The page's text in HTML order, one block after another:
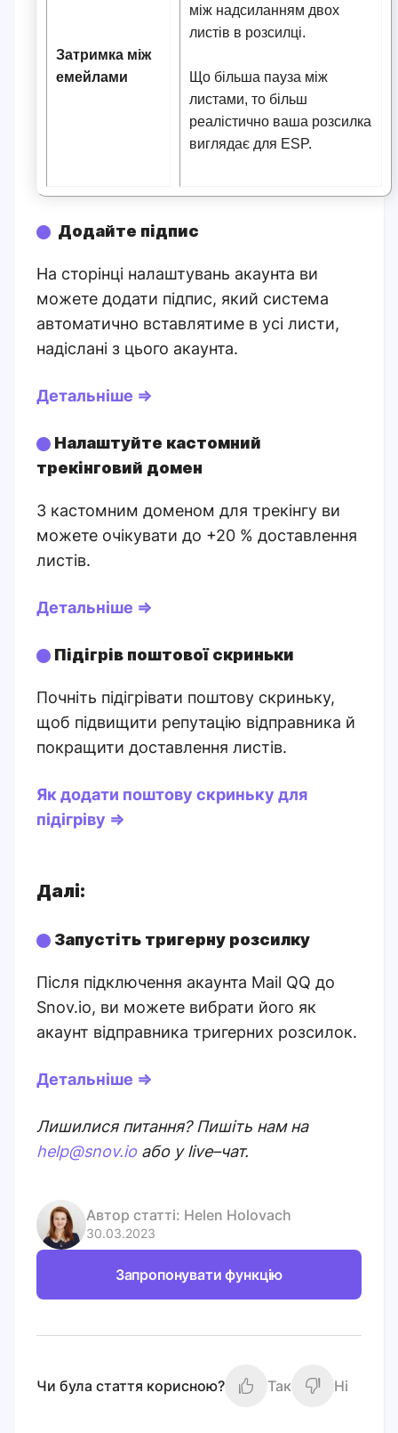
Затримка між
емейлами
між надсиланням двох
листів в розсилці.
Що більша пауза між
листами, то більш
реалістично ваша розсилка
виглядає для ESP.
Додайте підпис
На сторінці налаштувань акаунта ви
можете додати підпис, який система
автоматично вставлятиме в усі листи,
надіслані з цього акаунта.
Детальніше ⇒
Налаштуйте кастомний
трекінговий домен
З кастомним доменом для трекінгу ви
можете очікувати до +20 % доставлення
листів.
Детальніше ⇒
Підігрів поштової скриньки
Почніть підігрівати поштову скриньку,
щоб підвищити репутацію відправника й
покращити доставлення листів.
Як додати поштову скриньку для
підігріву ⇒
Далі:
Запустіть тригерну розсилку
Після підключення акаунта Mail QQ до
Snov.io, ви можете вибрати його як
акаунт відправника тригерних розсилок.
Детальніше ⇒
Лишилися питання? Пишіть нам на
help@snov.ioабо у live–чат.
Автор статті: Helen Holovach
30.03.2023
Запропонувати функцію
Чи була стаття корисною? Так Ні